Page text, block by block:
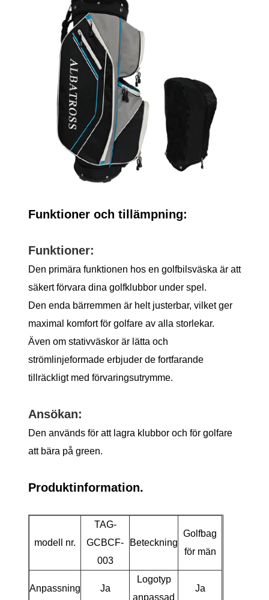
Funktioner och tillämpning:
Funktioner:
Den primära funktionen hos en golfbilsväska är att
säkert förvara dina golfklubbor under spel.
Den enda bärremmen är helt justerbar, vilket ger
maximal komfort för golfare av alla storlekar.
Även om stativväskor är lätta och
strömlinjeformade erbjuder de fortfarande
tillräckligt med förvaringsutrymme.
Ansökan:
Den används för att lagra klubbor och för golfare
att bära på green.
Produktinformation.
modell nr.
TAG-
GCBCF-
003
Beteckning
Golfbag
för män
Anpassning Ja
Logotyp
anpassad
Ja